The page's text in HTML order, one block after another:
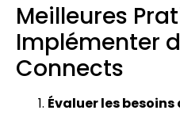
Meilleures
Implémenter
Connects
Évaluer les besoins